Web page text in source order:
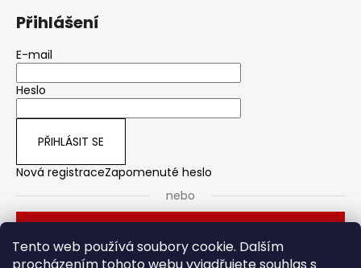
Tento web používá soubory cookie. Dalším
Přihlášení
E-mail
Heslo
PŘIHLÁSIT SE
Nová registraceZapomenuté heslo
nebo